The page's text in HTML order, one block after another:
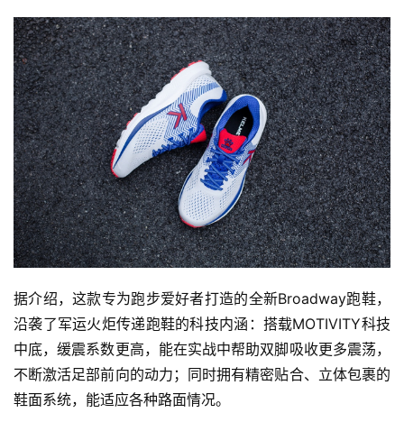
据介绍，这款专为跑步爱好者打造的全新Broadway跑鞋，
沿袭了军运火炬传递跑鞋的科技内涵：搭载MOTIVITY科技
中底，缓震系数更高，能在实战中帮助双脚吸收更多震荡，
不断激活足部前向的动力；同时拥有精密贴合、立体包裹的
鞋面系统，能适应各种路面情况。